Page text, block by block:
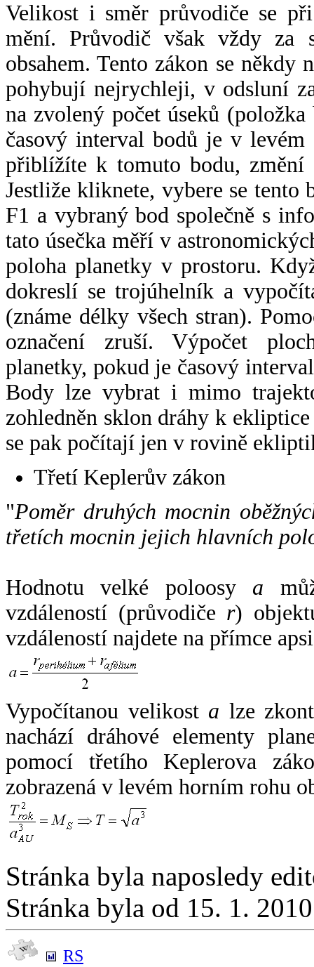
Velikost i směr průvodiče se
mění. Průvodič však vždy za
obsahem. Tento zákon se někdy
pohybují nejrychleji, v odsluní
na zvolený počet úseků
časový interval bodů je v
přiblížíte k tomuto bodu,
Jestliže kliknete, vybere se tento
F1 a vybraný bod společně s
tato úsečka měří v
poloha planetky v prostoru.
dokreslí se trojúhelník a
(známe délky všech stran).
označení zruší. Výpočet
planetky, pokud je časový
Body lze vybrat i mimo
zohledněn sklon dráhy k
se pak počítají jen v rovině
Třetí Keplerův zákon
"Poměr druhých mocnin
třetích mocnin jejich hlavních
Hodnotu velké poloosy a
vzdáleností (průvodiče r)
vzdáleností najdete na přímce
Vypočítanou velikost a lze
nachází dráhové elementy
pomocí třetího Keplerova
zobrazená v levém horním rohu
Stránka byla naposledy
Stránka byla od 15. 1.
RS